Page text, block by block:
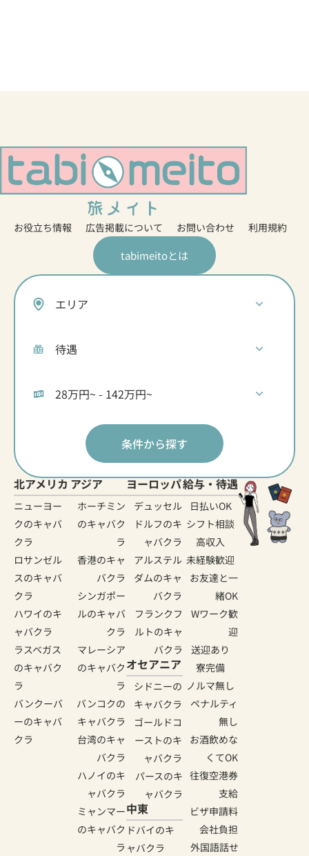
お役立ち情報 広告掲載について お問い合わせ 利用規約
tabimeitoとは
条件から探す
北アメリカ
ニューヨー
クのキャバ
クラ
ロサンゼル
スのキャバ
クラ
ハワイのキ
ャバクラ
ラスベガス
のキャバク
ラ
バンクーバ
ーのキャバ
クラ
アジア
ホーチミン
のキャバク
ラ
香港のキャ
バクラ
シンガポー
ルのキャバ
クラ
マレーシア
のキャバク
ラ
バンコクの
キャバクラ
台湾のキャ
バクラ
ハノイのキ
ャバクラ
ミャンマー
のキャバク
ラ
ヨーロッパ
デュッセル
ドルフのキ
ャバクラ
アルステル
ダムのキャ
バクラ
フランクフ
ルトのキャ
バクラ
オセアニア
シドニーの
キャバクラ
ゴールドコ
ーストのキ
ャバクラ
パースのキ
ャバクラ
中東
ドバイのキ
ャバクラ
給与・待遇
日払いOK
シフト相談
高収入
未経験歓迎
お友達と一
緒OK
Wワーク歓
迎
送迎あり
寮完備
ノルマ無し
ペナルティ
無し
お酒飲めな
くてOK
往復空港券
支給
ビザ申請料
会社負担
外国語話せ